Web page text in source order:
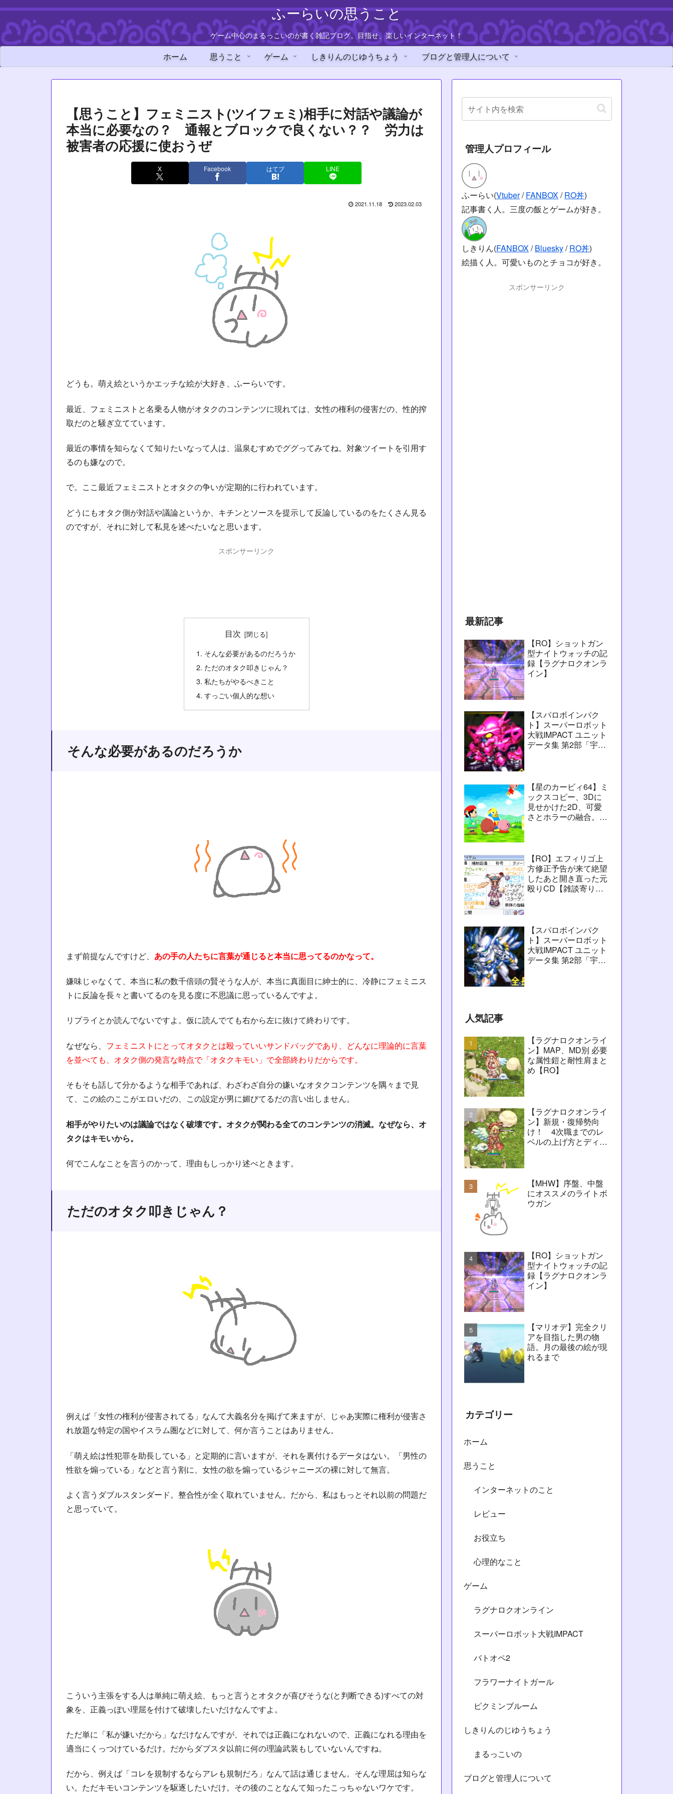
ふーらいの思うこと
ゲーム中心のまるっこいのが書く雑記ブログ。目指せ、楽しいインターネット！
ホーム 思うこと ゲーム しきりんのじゆうちょう ブログと管理人について
【思うこと】フェミニスト(ツイフェミ)相手に対話や議論が
本当に必要なの？ 通報とブロックで良くない？？ 労力は
被害者の応援に使おうぜ
X Facebook はてブ LINE
2021.11.18 2023.02.03
どうも。萌え絵というかエッチな絵が大好き、ふーらいです。
最近、フェミニストと名乗る人物がオタクのコンテンツに現れては、女性の権利の侵害だの、性的搾
取だのと騒ぎ立てています。
最近の事情を知らなくて知りたいなって人は、温泉むすめでググってみてね。対象ツイートを引用す
るのも嫌なので。
で。ここ最近フェミニストとオタクの争いが定期的に行われています。
どうにもオタク側が対話や議論というか、キチンとソースを提示して反論しているのをたくさん見る
のですが、それに対して私見を述べたいなと思います。
スポンサーリンク
目次
そんな必要があるのだろうか
ただのオタク叩きじゃん？
私たちがやるべきこと
すっごい個人的な想い
そんな必要があるのだろうか
まず前提なんですけど、 あの手の人たちに言葉が通じると本当に思ってるのかなって。
嫌味じゃなくて、本当に私の数千倍頭の賢そうな人が、本当に真面目に紳士的に、冷静にフェミニス
トに反論を長々と書いてるのを見る度に不思議に思っているんですよ。
リプライとか読んでないですよ。仮に読んでても右から左に抜けて終わりです。
なぜなら、 フェミニストにとってオタクとは殴っていいサンドバッグであり、どんなに理論的に言葉
を並べても、オタク側の発言な時点で「オタクキモい」で全部終わりだからです。
そもそも話して分かるような相手であれば、わざわざ自分の嫌いなオタクコンテンツを隅々まで見
て、この絵のここがエロいだの、この設定が男に媚びてるだの言い出しません。
相手がやりたいのは議論ではなく破壊です。オタクが関わる全てのコンテンツの消滅。なぜなら、オ
タクはキモいから。
何でこんなことを言うのかって、理由もしっかり述べときます。
ただのオタク叩きじゃん？
例えば「女性の権利が侵害されてる」なんて大義名分を掲げて来ますが、じゃあ実際に権利が侵害さ
れ放題な特定の国やイスラム圏などに対して、何か言うことはありません。
「萌え絵は性犯罪を助長している」と定期的に言いますが、それを裏付けるデータはない。「男性の
性欲を煽っている」などと言う割に、女性の欲を煽っているジャニーズの裸に対して無言。
よく言うダブルスタンダード。整合性が全く取れていません。だから、私はもっとそれ以前の問題だ
と思っていて。
こういう主張をする人は単純に萌え絵、もっと言うとオタクが喜びそうな(と判断できる)すべての対
象を、正義っぽい理屈を付けて破壊したいだけなんですよ。
ただ単に「私が嫌いだから」なだけなんですが、それでは正義になれないので、正義になれる理由を
適当にくっつけているだけ。だからダブスタ以前に何の理論武装もしていないんですね。
だから、例えば「コレを規制するならアレも規制だろ」なんて話は通じません。そんな理屈は知らな
い。ただキモいコンテンツを駆逐したいだけ。その後のことなんて知ったこっちゃないワケです。
管理人プロフィール
ふーらい(Vtuber/FANBOX/RO丼)
記事書く人。三度の飯とゲームが好き。
しきりん(FANBOX/Bluesky/RO丼)
絵描く人。可愛いものとチョコが好き。
スポンサーリンク
最新記事
【RO】ショットガン
型ナイトウォッチの記
録【ラグナロクオンラ
イン】
【スパロボインパク
ト】スーパーロボット
大戦IMPACT ユニット
データ集 第2部「宇宙
【星のカービィ64】ミ
ックスコピー、3Dに
見せかけた2D、可愛
さとホラーの融合。数
【RO】エフィリゴ上
方修正予告が来て絶望
したあと開き直った元
殴りCD【雑談寄りの
【スパロボインパク
ト】スーパーロボット
大戦IMPACT ユニット
データ集 第2部「宇宙
人気記事
【ラグナロクオンライ
ン】MAP、MD別 必要
な属性鎧と耐性肩まと
め【RO】
【ラグナロクオンライ
ン】新規・復帰勢向
け！ 4次職までのレ
ベルの上げ方とディレ
【MHW】序盤、中盤
にオススメのライトボ
ウガン
【RO】ショットガン
型ナイトウォッチの記
録【ラグナロクオンラ
イン】
【マリオデ】完全クリ
アを目指した男の物
語。月の最後の絵が現
れるまで
カテゴリー
ホーム
思うこと
インターネットのこと
レビュー
お役立ち
心理的なこと
ゲーム
ラグナロクオンライン
スーパーロボット大戦IMPACT
バトオペ2
フラワーナイトガール
ピクミンブルーム
しきりんのじゆうちょう
まるっこいの
ブログと管理人について